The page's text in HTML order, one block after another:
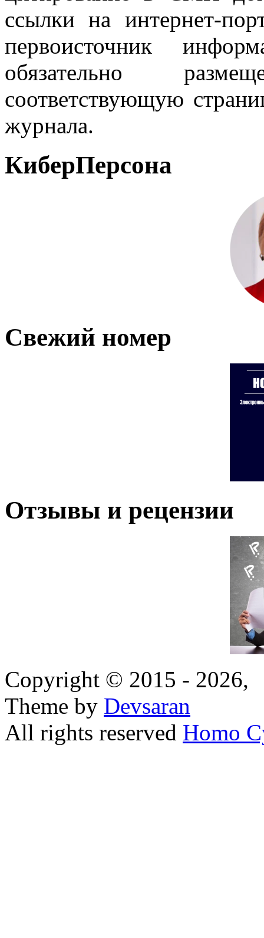
ссылки на интернет-
первоисточник
обязательно
соответствующую
журнала.
КиберПерсона
Свежий номер
Отзывы и рецензии
Copyright © 2015 - 2026,
Theme by Devsaran
All rights reserved Homo